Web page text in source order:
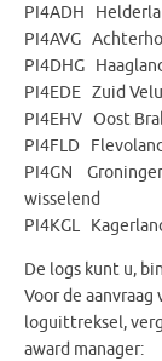
PI4ADH
PI4AVG
PI4DHG
PI4EDE Zuid
PI4EHV Oost
PI4FLD
PI4GN
wisselend
PI4KGL
De logs kunt u,
Voor de aanvraag
loguittreksel,
award manager: